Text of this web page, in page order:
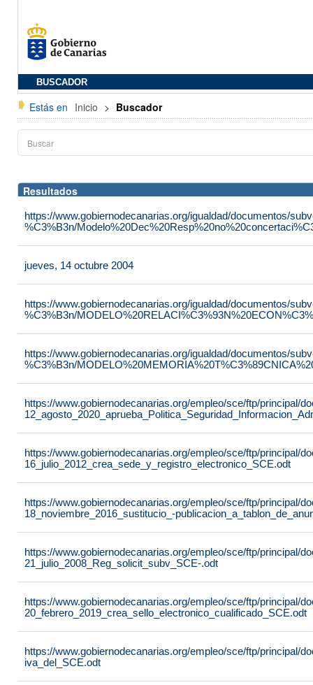
BUSCADOR
Estás en Inicio > Buscador
Resultados
https://www.gobiernodecanarias.org/igualdad/documentos/
%C3%B3n/
jueves, 14 octubre 2004
https://www.gobiernodecanarias.org/igualdad/documentos/
%C3%B3n/
https://www.gobiernodecanarias.org/igualdad/documentos/
%C3%B3n/
https://www.gobiernodecanarias.org/empleo/sce/ftp/principal/
https://www.gobiernodecanarias.org/empleo/sce/ftp/principal/
16_julio_2012_crea_sede_y_registro_electronico_SCE.odt
https://www.gobiernodecanarias.org/empleo/sce/ftp/principal/
18_noviembre_2016_sustitucio_-
https://www.gobiernodecanarias.org/empleo/sce/ftp/principal/
21_julio_2008_Reg_solicit_subv_SCE-.odt
https://www.gobiernodecanarias.org/empleo/sce/ftp/principal/
20_febrero_2019_crea_sello_electronico_cualificado_SCE.odt
https://www.gobiernodecanarias.org/empleo/sce/ftp/principal/
iva_del_SCE.odt